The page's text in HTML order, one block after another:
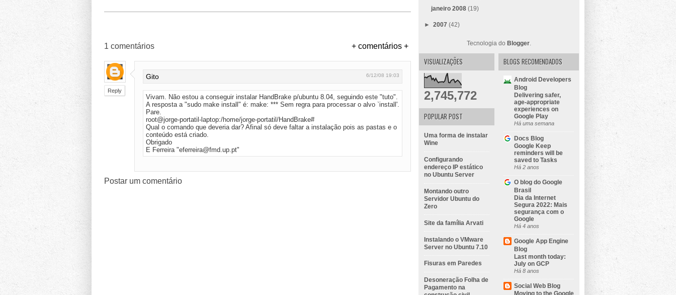
+ comentários +
1 comentários
Reply
Gito 6/12/08 19:03
Vivam. Não estou a conseguir instalar HandBrake p/ubuntu 8.04, seguindo este "tuto".
A resposta a "sudo make install" é: make: *** Sem regra para processar o alvo `install'.
Pare.
root@jorge-portatil-laptop:/home/jorge-portatil/HandBrake#
Qual o comando que deveria dar? Afinal só deve faltar a instalação pois as pastas e o
conteúdo está criado.
Obrigado
E Ferreira "eferreira@fmd.up.pt"
Postar um comentário
janeiro 2008(19)
► 2007 (42)
Tecnologia do Blogger.
VISUALIZAÇÕES
2,745,772
POPULAR POST
Uma forma de instalar
Wine
Configurando
endereço IP estático
no Ubuntu Server
Montando outro
Servidor Ubuntu do
Zero
Site da família Arvati
Instalando o VMware
Server no Ubuntu 7.10
Fisuras em Paredes
Desoneração Folha de
Pagamento na
BLOGS RECOMENDADOS
Android Developers
Blog
Delivering safer,
age-appropriate
experiences on
Google Play
Há uma semana
Docs Blog
Google Keep
reminders will be
saved to Tasks
Há 2 anos
O blog do Google
Brasil
Dia da Internet
Segura 2022: Mais
segurança com o
Google
Há 4 anos
Google App Engine
Blog
Last month today:
July on GCP
Há 8 anos
Social Web Blog
Moving to the Google